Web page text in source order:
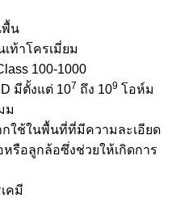
พื้น
ท้าโครเมี่ยม
100-1000
มีตั้งแต่ 107 ถึง 109 โอห์ม
ม
กใช้ในพื้นที่ที่มีความละเอียด
รือลูกล้อซึ่งช่วยให้เกิดการ
คมี